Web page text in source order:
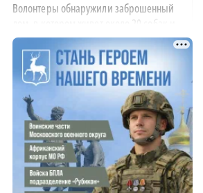
Волонтеры обнаружили заброшенный
дом, в котором живет около 20 собак и
щенков
18:02
В Нижегородской области наградили
более 40 организаций к Дню строителя
17:57
Садыр Жапаров и Глеб Никитин провели
рабочую встречу в Киргизии
17:38